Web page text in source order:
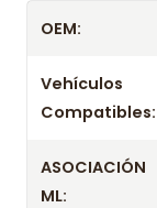
tienda previo
OEM:
Vehículos
Compatibles:
ASOCIACIÓN
ML: